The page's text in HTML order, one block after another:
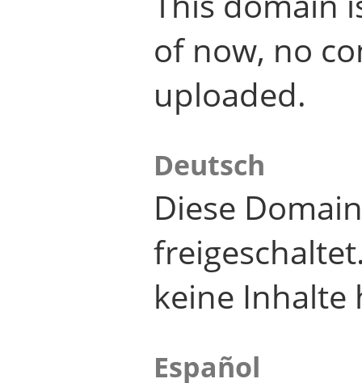
of now, no
uploaded.
Deutsch
Diese
keine Inhalte
Español